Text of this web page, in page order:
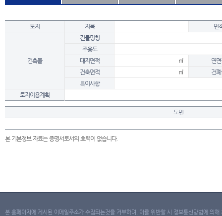
토지 지목 면
건축물
건물명칭
주용도
대지면적
㎡
연
건축면적
㎡
건
특이사항
토지이용계획
도면
본 기본정보 자료는 증명서로서의 효력이 없습니다.
본 홈페이지에 게시된 이메일주소가 수집되는것을 거부하며, 이를 위반할 시 정보통신망법에 의